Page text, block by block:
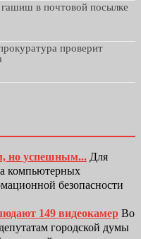
в почтовой посылке
проверит
но успешным... Для
компьютерных
безопасности
149 видеокамер Во
городской думы